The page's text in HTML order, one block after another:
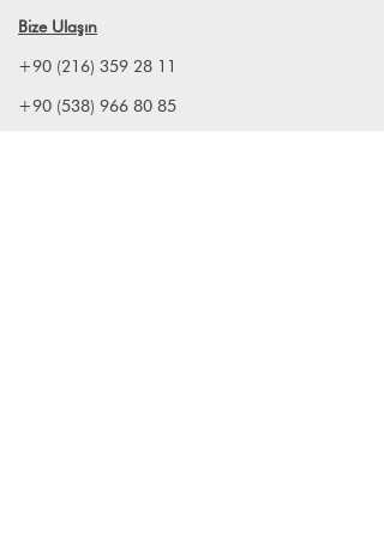
Bize Ulaşın
+90 (216) 359 28 11
+90 (538) 966 80 85